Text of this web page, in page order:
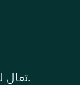
تعال لزيارتنا واختبر المنظر من الأعلى.